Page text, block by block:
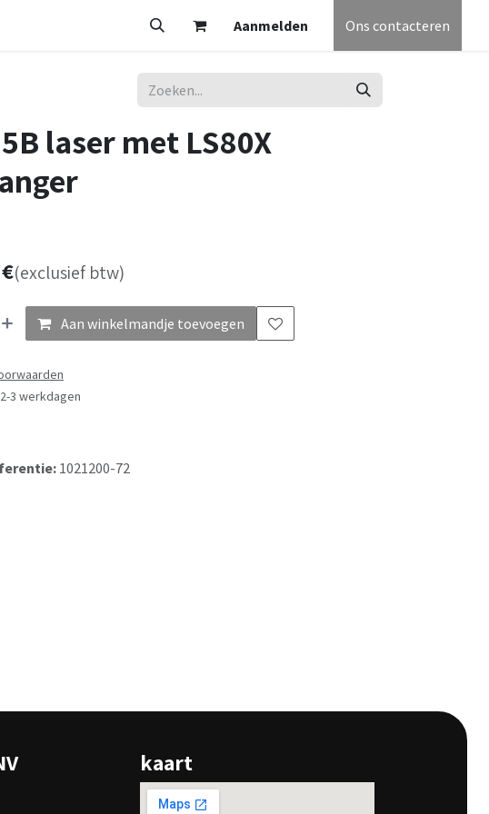
Partners Vacatures Helpdesk Afspraak Algemene
Aanmelden Ons contacteren
laser met LS80X
€(exclusief btw)
Aan winkelmandje toevoegen
3 werkdagen
1021200-72
kaart